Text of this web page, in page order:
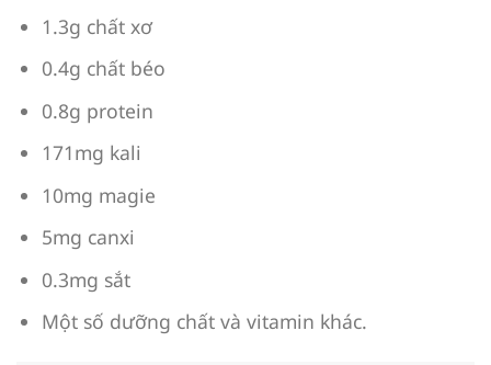
1.3g chất xơ
0.4g chất béo
0.8g protein
171mg kali
10mg magie
5mg canxi
0.3mg sắt
Một số dưỡng chất và vitamin khác.